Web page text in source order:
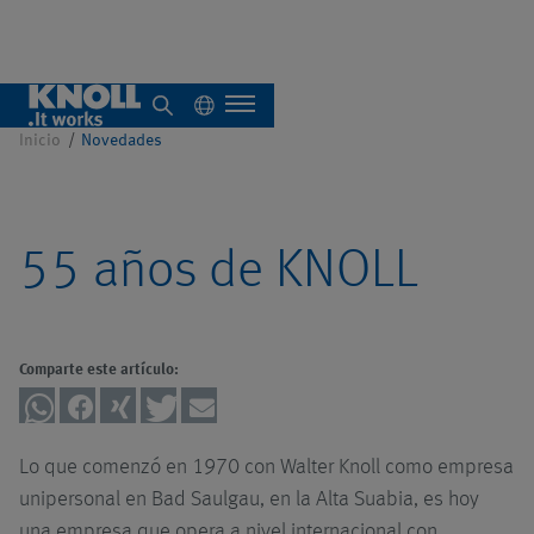
Sistemas
individuales
Descripción
general
Sistemas
centrales
Inicio Novedades
55 años de KNOLL
Comparte este artículo:
Lo que comenzó en 1970 con Walter Knoll como empresa
unipersonal en Bad Saulgau, en la Alta Suabia, es hoy